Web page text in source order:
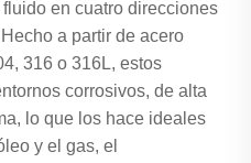
en cuatro direcciones
a partir de acero
316 o 316L, estos
corrosivos, de alta
lo que los hace ideales
y el gas, el